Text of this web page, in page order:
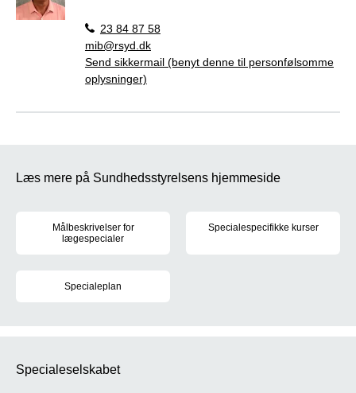
23 84 87 58
mib@rsyd.dk
Send sikkermail (benyt denne til personfølsomme
oplysninger)
Læs mere på Sundhedsstyrelsens hjemmeside
Målbeskrivelser for
lægespecialer
Specialespecifikke kurser
Specialeplan
Specialeselskabet